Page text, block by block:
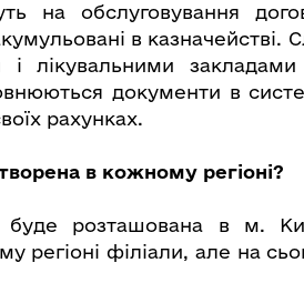
на обслуговування
в казначействі.
лікувальними закладами
документи в
рахунках.
в кожному регіоні?
розташована в м.
регіоні філіали, але на